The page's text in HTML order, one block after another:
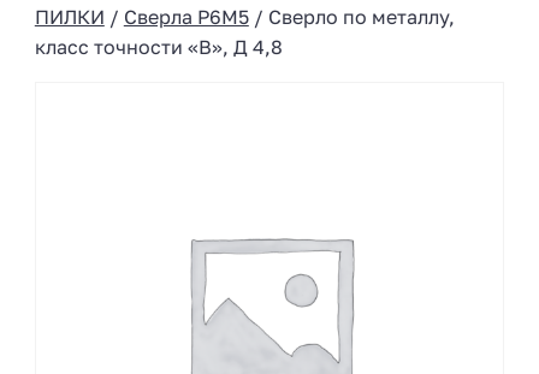
ПИЛКИ / Сверла Р6М5/ Сверло по металлу,
класс точности «В», Д 4,8